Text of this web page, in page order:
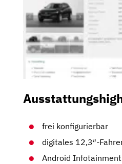
frei konfigurierbar
digitales 12,3″-
Android